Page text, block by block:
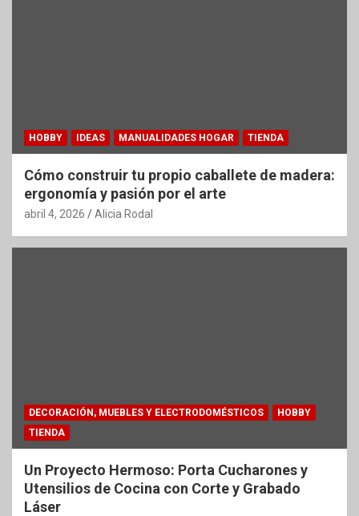
HOBBY IDEAS MANUALIDADES HOGAR TIENDA
Cómo construir tu propio caballete de madera:
ergonomía y pasión por el arte
abril 4, 2026 Alicia Rodal
DECORACIÓN, MUEBLES Y ELECTRODOMÉSTICOS
HOBBY
TIENDA
Un Proyecto Hermoso: Porta Cucharones y
Utensilios de Cocina con Corte y Grabado
Láser